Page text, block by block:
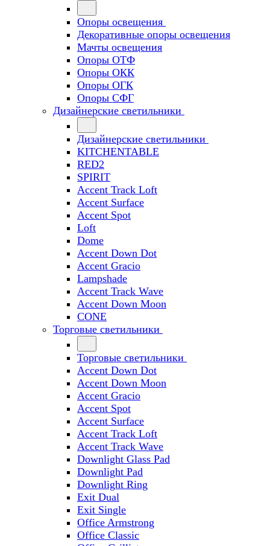
Опоры освещения
Декоративные опоры освещения
Мачты освещения
Опоры ОТФ
Опоры ОКК
Опоры ОГК
Опоры СФГ
Дизайнерские светильники
Дизайнерские светильники
KITCHENTABLE
RED2
SPIRIT
Accent Track Loft
Accent Surface
Accent Spot
Loft
Dome
Accent Down Dot
Accent Gracio
Lampshade
Accent Track Wave
Accent Down Moon
CONE
Торговые светильники
Торговые светильники
Accent Down Dot
Accent Down Moon
Accent Gracio
Accent Spot
Accent Surface
Accent Track Loft
Accent Track Wave
Downlight Glass Pad
Downlight Pad
Downlight Ring
Exit Dual
Exit Single
Office Armstrong
Office Classic